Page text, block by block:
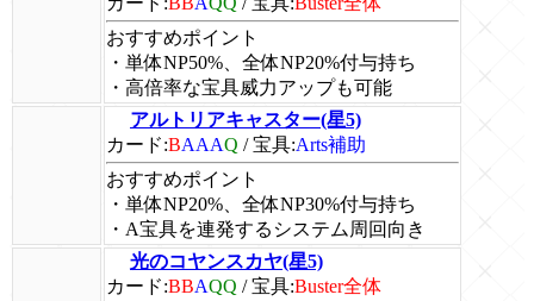
おすすめポイント
・単体NP50%、全体NP20%付与持ち
・高倍率な宝具威力アップも可能
アルトリアキャスター(星5)
カード:BAAAQ /宝具:Arts補助
おすすめポイント
・単体NP20%、全体NP30%付与持ち
・A宝具を連発するシステム周回向き
光のコヤンスカヤ(星5)
カード:BBAQQ /宝具:Buster全体